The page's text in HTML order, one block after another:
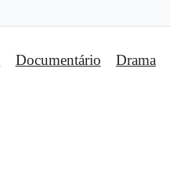
Documentário Drama